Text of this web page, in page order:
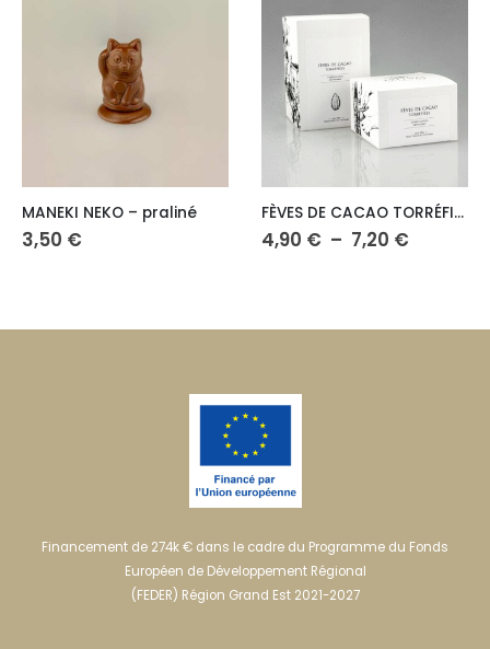
4,90€
7,20 €
PRALINÉ NOIX DE CAJOU CANNELLE – noir
8,00€
Financement de 274k € dans le cadre du Programme du Fonds
Européen de Développement Régional
(FEDER) Région Grand Est 2021-2027